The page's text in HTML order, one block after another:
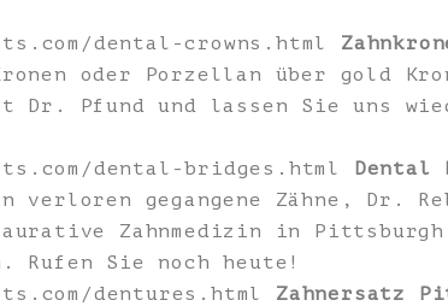
dental-crowns.html
oder Porzellan über gold
Dr. Pfund und lassen Sie uns
dental-bridges.html
Dental
verloren gegangene Zähne, Dr.
Zahnmedizin in
Rufen Sie noch heute!
dentures.html Zahnersatz